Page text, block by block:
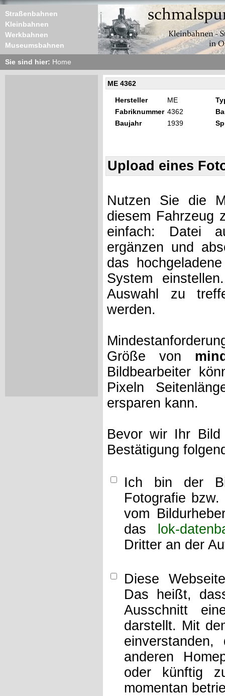
Straßenbahnen
Kleinbahnen
Werkbahnen
Museumsbahnen
Sie sind hier: Home
ME 4362
Hersteller ME
Fabriknummer 4362
Baujahr
1939
Upload eines
Nutzen Sie die
diesem Fahrzeug
einfach: Datei
ergänzen und
das
System
Auswahl zu
werden.
Größe von
Bildbearbeiter
Pixeln
ersparen kann.
Bevor wir Ihr
Bestätigung
Ich bin der
Fotografie
vom
das
lok-
Dritter an der
Diese
Das heißt,
Ausschnitt
darstellt. Mit
anderen
oder künftig
momentan